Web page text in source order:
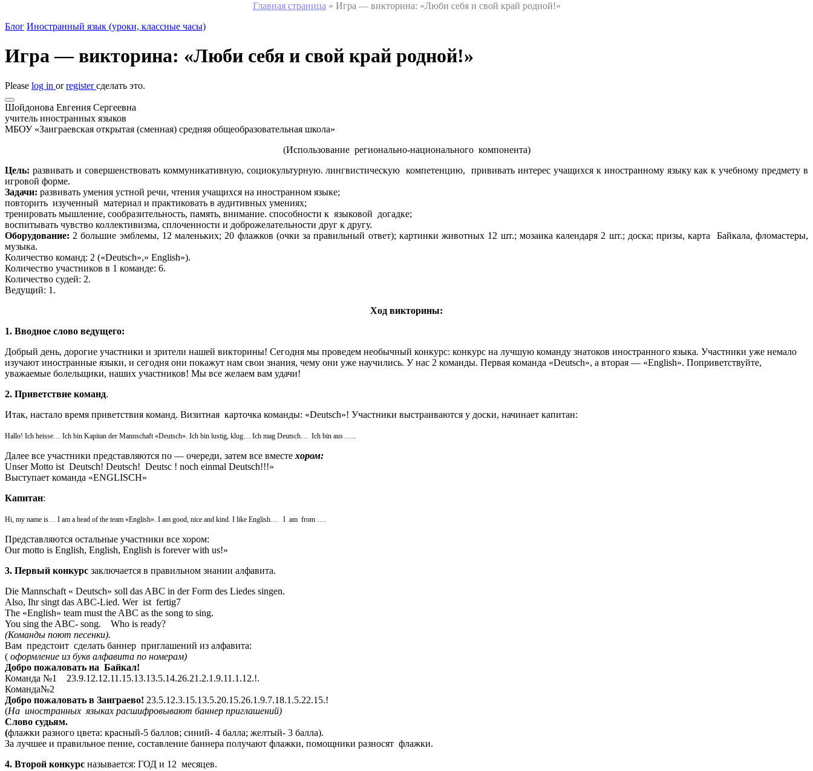
Главная страница » Игра — викторина: «Люби себя и свой край родной!»
Блог Иностранный язык (уроки, классные часы)
Игра — викторина: «Люби себя и свой край родной!»
Please log in orregisterсделать это.
Шойдонова Евгения Сергеевна
учитель иностранных языков
МБОУ «Заиграевская открытая (сменная) средняя общеобразовательная школа»
(Использование регионально-национального компонента)
Цель: развивать и совершенствовать коммуникативную, социокультурную. лингвистическую компетенцию, прививать интерес учащихся к иностранному языку как к учебному предмету в
игровой форме.
Задачи: развивать умения устной речи, чтения учащихся на иностранном языке;
повторить изученный материал и практиковать в аудитивных умениях;
тренировать мышление, сообразительность, память, внимание. способности к языковой догадке;
воспитывать чувство коллективизма, сплоченности и доброжелательности друг к другу.
Оборудование: 2 большие эмблемы, 12 маленьких; 20 флажков (очки за правильный ответ); картинки животных 12 шт.; мозаика календаря 2 шт.; доска; призы, карта Байкала, фломастеры,
музыка.
Количество команд: 2 («Deutsch»,» English»).
Количество участников в 1 команде: 6.
Количество судей: 2.
Ведущий: 1.
Ход викторины:
1. Вводное слово ведущего:
Добрый день, дорогие участники и зрители нашей викторины! Сегодня мы проведем необычный конкурс: конкурс на лучшую команду знатоков иностранного языка. Участники уже немало
изучают иностранные языки, и сегодня они покажут нам свои знания, чему они уже научились. У нас 2 команды. Первая команда «Deutsch», а вторая — «English». Поприветствуйте,
уважаемые болельщики, наших участников! Мы все желаем вам удачи!
2. Приветствие команд.
Итак, настало время приветствия команд. Визитная карточка команды: «Deutsch»! Участники выстраиваются у доски, начинает капитан:
Hallo! Ich heisse… Ich bin Kapitan der Mannschaft «Deutsch». Ich bin lustig, klug… Ich mag Deutsch… Ich bin aus …..
Далее все участники представляются по — очереди, затем все вместе хором:
Unser Motto ist Deutsch! Deutsch! Deutsc ! noch einmal Deutsch!!!»
Выступает команда «ENGLISCH»
Капитан:
Hi, my name is… I am a head of the team «English». I am good, nice and kind. I like English… I am from ….
Представляются остальные участники все хором:
Our motto is English, English, English is forever with us!»
3. Первый конкурс заключается в правильном знании алфавита.
Die Mannschaft « Deutsch» soll das ABC in der Form des Liedes singen.
Also, Ihr singt das ABC-Lied. Wer ist fertig7
The «English» team must the ABC as the song to sing.
You sing the ABC- song. Who is ready?
(Команды поют песенки).
Вам предстоит сделать баннер приглашений из алфавита:
( оформление из букв алфавита по номерам)
Добро пожаловать на Байкал!
Команда №1 23.9.12.12.11.15.13.13.5.14.26.21.2.1.9.11.1.12.!.
Команда№2
Добро пожаловать в Заиграево! 23.5.12.3.15.13.5.20.15.26.1.9.7.18.1.5.22.15.!
(На иностранных языках расшифровывают баннер приглашений)
Слово судьям.
(флажки разного цвета: красный-5 баллов; синий- 4 балла; желтый- 3 балла).
За лучшее и правильное пение, составление баннера получают флажки, помощники разносят флажки.
4. Второй конкурс называется: ГОД и 12 месяцев.